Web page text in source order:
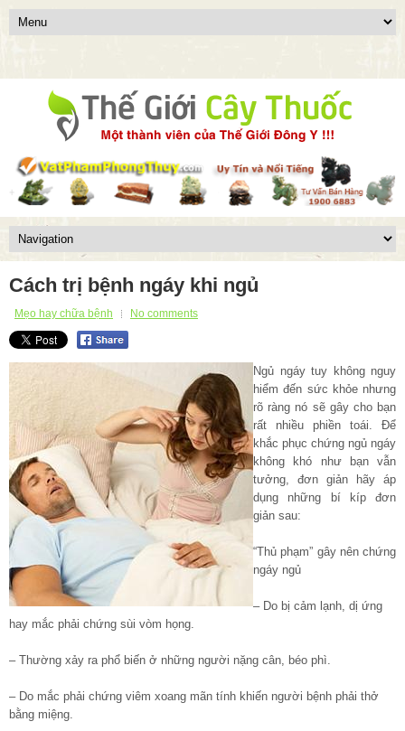
Cách trị bệnh ngáy khi ngủ
Mẹo hay chữa bệnh No comments
Ngủ ngáy tuy không nguy
hiểm đến sức khỏe nhưng
rõ ràng nó sẽ gây cho bạn
rất nhiều phiền toái. Để
khắc phục chứng ngủ ngáy
không khó như bạn vẫn
tưởng, đơn giản hãy áp
dụng những bí kíp đơn
giản sau:
“Thủ phạm” gây nên chứng
ngáy ngủ
– Do bị cảm lạnh, dị ứng
hay mắc phải chứng sùi vòm họng.
– Thường xảy ra phổ biến ở những người nặng cân, béo phì.
– Do mắc phải chứng viêm xoang mãn tính khiến người bệnh phải thở
bằng miệng.